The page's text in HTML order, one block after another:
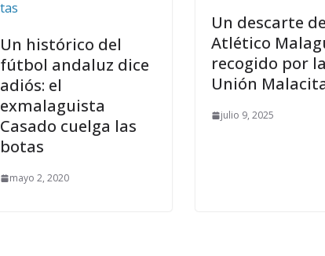
Un histórico del
fútbol andaluz dice
adiós: el
exmalaguista
Casado cuelga las
botas
mayo 2, 2020
Un descarte
Atlético
recogido por la
Unión
julio 9, 2025